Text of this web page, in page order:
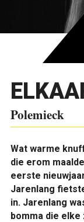
Polemieck
Wat warme
die erom
eerste
Jarenlang
in. Jarenlang
bomma die